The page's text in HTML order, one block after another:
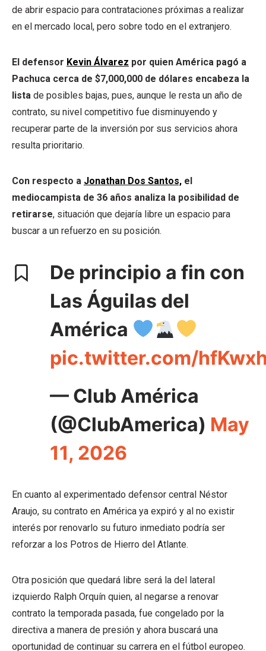
de abrir espacio para contrataciones próximas a realizar
en el mercado local, pero sobre todo en el extranjero.
El defensor Kevin Álvarez por quien América pagó a
Pachuca cerca de $7,000,000 de dólares encabeza la
lista de posibles bajas, pues, aunque le resta un año de
contrato, su nivel competitivo fue disminuyendo y
recuperar parte de la inversión por sus servicios ahora
resulta prioritario.
Con respecto a Jonathan Dos Santos, el
mediocampista de 36 años analiza la posibilidad de
retirarse, situación que dejaría libre un espacio para
buscar a un refuerzo en su posición.
De principio a fin con
Las Águilas del
América
pic.twitter.com/
— Club América
(@ClubAmerica) May
11, 2026
En cuanto al experimentado defensor central Néstor
Araujo, su contrato en América ya expiró y al no existir
interés por renovarlo su futuro inmediato podría ser
reforzar a los Potros de Hierro del Atlante.
Otra posición que quedará libre será la del lateral
izquierdo Ralph Orquín quien, al negarse a renovar
contrato la temporada pasada, fue congelado por la
directiva a manera de presión y ahora buscará una
oportunidad de continuar su carrera en el fútbol europeo.